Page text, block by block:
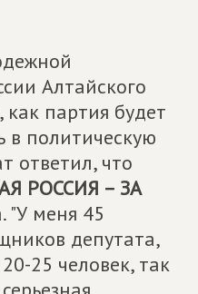
Алтайского
партия будет
в политическую
ответил, что
РОССИЯ – ЗА
меня 45
депутата,
25 человек, так